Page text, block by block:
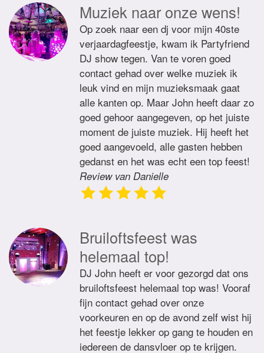
Muziek naar onze wens!
Op zoek naar een dj voor mijn 40ste
verjaardagfeestje, kwam ik Partyfriend
DJ show tegen. Van te voren goed
contact gehad over welke muziek ik
leuk vind en mijn muzieksmaak gaat
alle kanten op. Maar John heeft daar zo
goed gehoor aangegeven, op het juiste
moment de juiste muziek. Hij heeft het
goed aangevoeld, alle gasten hebben
gedanst en het was echt een top feest!
Review van Danielle
Bruiloftsfeest was
helemaal top!
DJ John heeft er voor gezorgd dat ons
bruiloftsfeest helemaal top was! Vooraf
fijn contact gehad over onze
voorkeuren en op de avond zelf wist hij
het feestje lekker op gang te houden en
iedereen de dansvloer op te krijgen.